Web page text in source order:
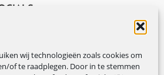
wij technologieën zoals cookies om
of te raadplegen. Door in te stemmen